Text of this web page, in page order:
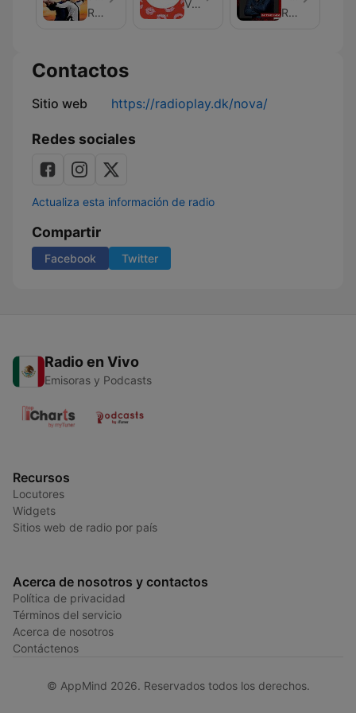
dame
RadioPlay
Vi Unge
InRadioPlay
Contactos
Sitio web https://radioplay.dk/nova/
Redes sociales
Actualiza esta información de radio
Compartir
Facebook Twitter
Radio en Vivo
Emisoras y Podcasts
Recursos
Locutores
Widgets
Sitios web de radio por país
Acerca de nosotros y contactos
Política de privacidad
Términos del servicio
Acerca de nosotros
Contáctenos
© AppMind 2026. Reservados todos los derechos.